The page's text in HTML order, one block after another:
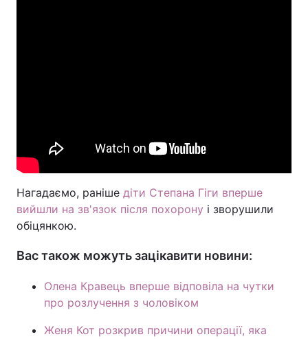
Нагадаємо, раніше діти Степана Гіги вперше
вийшли на зв'язок після похорону і зворушили
обіцянкою.
Вас також можуть зацікавити новини:
Олена Кравець вперше відповіла на чутки
про розлучення з чоловіком
Женя Кот розкрив причини операції, яка